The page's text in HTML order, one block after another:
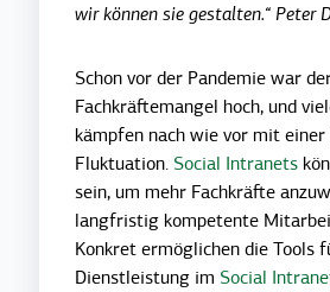
wir können sie gestalten.“ Peter
Schon vor der Pandemie war
Fachkräftemangel hoch, und
kämpfen nach wie vor mit einer
Fluktuation. Social Intranets
sein, um mehr Fachkräfte
langfristig kompetente
Konkret ermöglichen die Tools
Dienstleistung im Social